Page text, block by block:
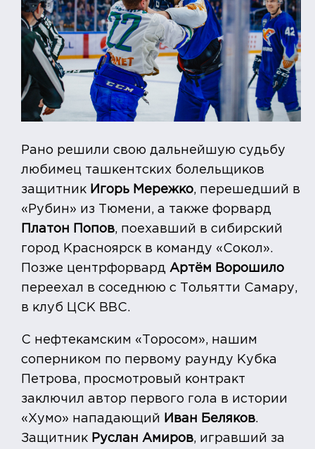
Рано решили свою дальнейшую судьбу
любимец ташкентских болельщиков
защитник Игорь Мережко, перешедший в
«Рубин» из Тюмени, а также форвард
Платон Попов, поехавший в сибирский
город Красноярск в команду «Сокол».
Позже центрфорвард Артём Ворошило
переехал в соседнюю с Тольятти Самару,
в клуб ЦСК ВВС.
С нефтекамским «Торосом», нашим
соперником по первому раунду Кубка
Петрова, просмотровый контракт
заключил автор первого гола в истории
«Хумо» нападающий Иван Беляков.
Защитник Руслан Амиров, игравший за